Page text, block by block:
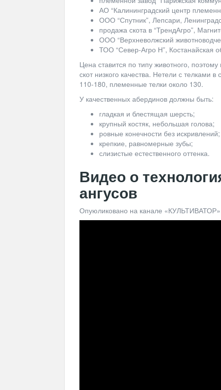
АО “Калининградский центр
ООО “Спутник”, Лепсари,
продажа скота в “ТрендАгро”,
ООО “Верхневолжский
ТОО “Север-Агро Н”, Костанайская
Цена ставится по типу животного,
скот низкого качества. Нетели с
110-180, племенные телки около 130.
У качественных абердинов должны быть:
гладкая и блестящая шерсть;
крупный костяк, небольшая голова;
ровные конечности без искривлений;
крепкие, равномерные зубы;
слизистые естественного оттенка.
Видео о
ангусов
Опуюликовано на канале